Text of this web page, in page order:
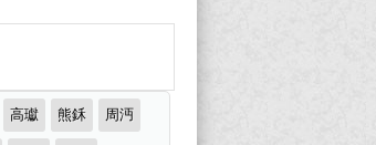
高瓛 熊鉌 周沔